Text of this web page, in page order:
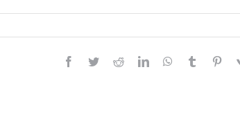
Facebook
TwitterRedditLinkedInWhatsApp
Tumblr